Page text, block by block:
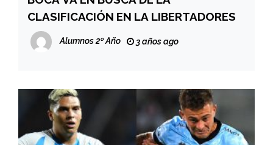
CLASIFICACIÓN EN LA LIBERTADORES
Alumnos 2º Año 3 años ago